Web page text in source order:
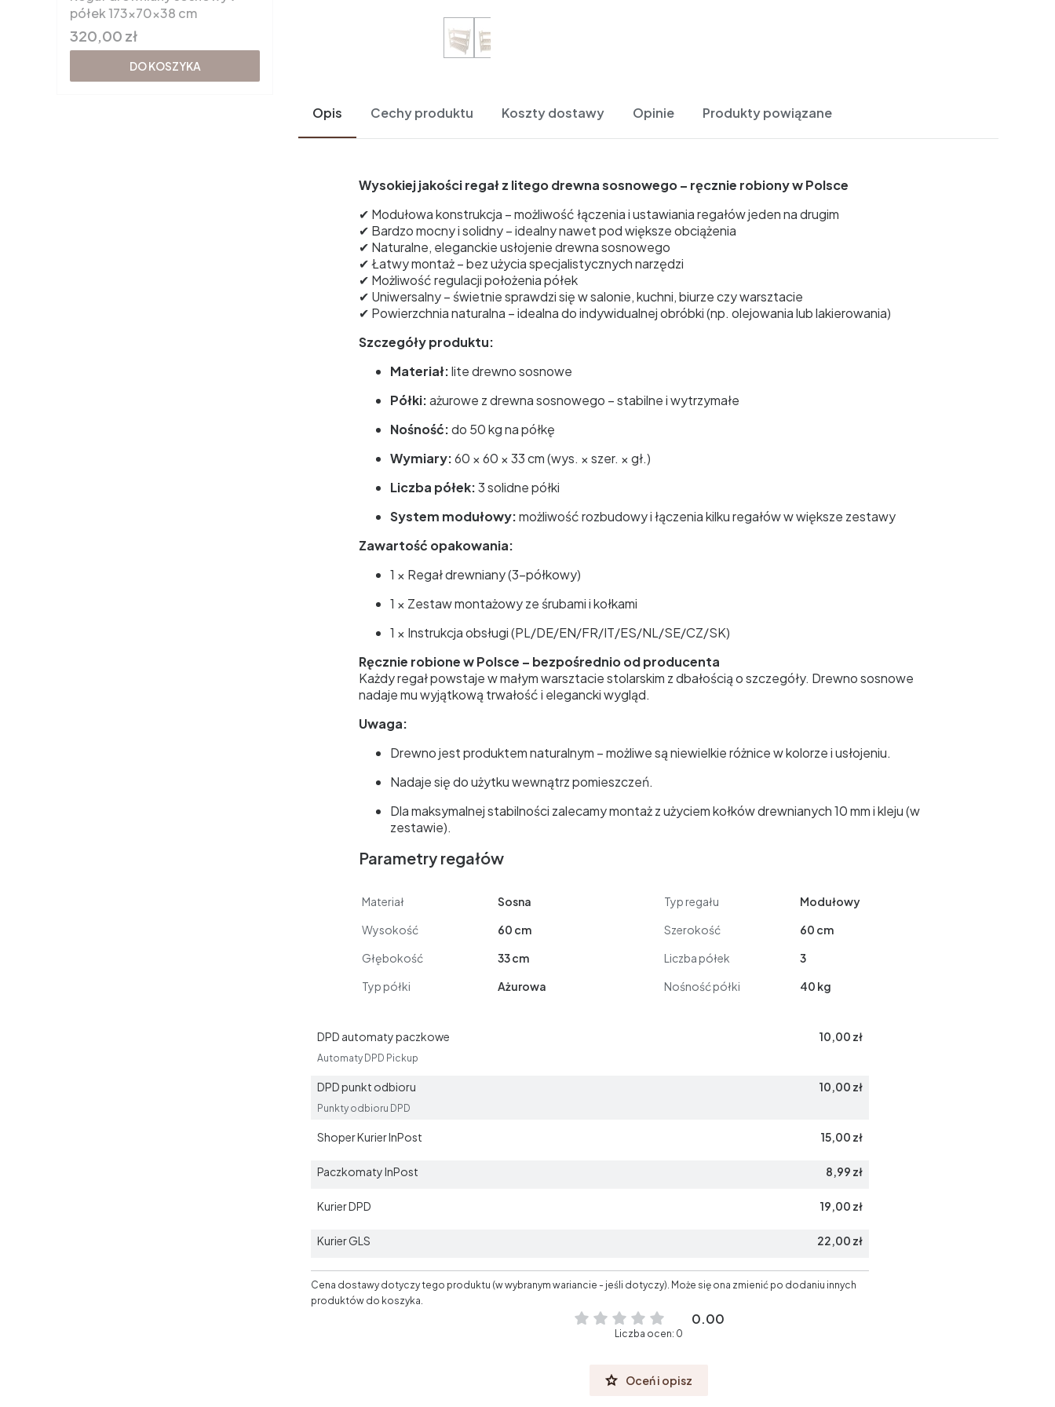
półek 173x70x38 cm
Cena
320,00 zł
DO KOSZYKA
Opis Cechy produktu Koszty dostawy Opinie Produkty powiązane
Wysokiej jakości regał z litego drewna sosnowego – ręcznie robiony w Polsce
✔ Modułowa konstrukcja – możliwość łączenia i ustawiania regałów jeden na drugim
✔ Bardzo mocny i solidny – idealny nawet pod większe obciążenia
✔ Naturalne, eleganckie usłojenie drewna sosnowego
✔ Łatwy montaż – bez użycia specjalistycznych narzędzi
✔ Możliwość regulacji położenia półek
✔ Uniwersalny – świetnie sprawdzi się w salonie, kuchni, biurze czy warsztacie
✔ Powierzchnia naturalna – idealna do indywidualnej obróbki (np. olejowania lub lakierowania)
Szczegóły produktu:
Materiał:lite drewno sosnowe
Półki:ażurowe z drewna sosnowego – stabilne i wytrzymałe
Nośność:do 50 kg na półkę
Wymiary:60 × 60 × 33 cm (wys. × szer. × gł.)
Liczba półek:3 solidne półki
System modułowy:możliwość rozbudowy i łączenia kilku regałów w większe zestawy
Zawartość opakowania:
1 × Regał drewniany (3-półkowy)
1 × Zestaw montażowy ze śrubami i kołkami
1 × Instrukcja obsługi (PL/DE/EN/FR/IT/ES/NL/SE/CZ/SK)
Ręcznie robione w Polsce – bezpośrednio od producenta
Każdy regał powstaje w małym warsztacie stolarskim z dbałością o szczegóły. Drewno sosnowe
nadaje mu wyjątkową trwałość i elegancki wygląd.
Uwaga:
Drewno jest produktem naturalnym – możliwe są niewielkie różnice w kolorze i usłojeniu.
Nadaje się do użytku wewnątrz pomieszczeń.
Dla maksymalnej stabilności zalecamy montaż z użyciem kołków drewnianych 10 mm i kleju (w
zestawie).
Parametry regałów
Materiał Sosna Typ regału
Modułowy
Wysokość
60 cm Szerokość
60 cm
Głębokość
33 cm Liczba półek
3
Typ półki
Ażurowa Nośność półki 40 kg
DPD automaty paczkowe 10,00 zł
Automaty DPD Pickup
DPD punkt odbioru 10,00 zł
Punkty odbioru DPD
Shoper Kurier InPost 15,00 zł
Paczkomaty InPost 8,99 zł
Kurier DPD 19,00 zł
Kurier GLS 22,00 zł
Cena dostawy dotyczy tego produktu (w wybranym wariancie - jeśli dotyczy). Może się ona zmienić po dodaniu innych
produktów do koszyka.
0.00
Liczba ocen: 0
Oceń i opisz